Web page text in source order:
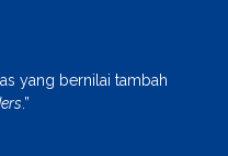
yang bernilai tambah
.”